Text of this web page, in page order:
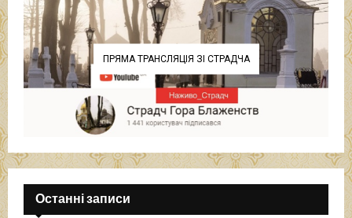
ПРЯМА ТРАНСЛЯЦІЯ ЗІ СТРАДЧА
Останні записи